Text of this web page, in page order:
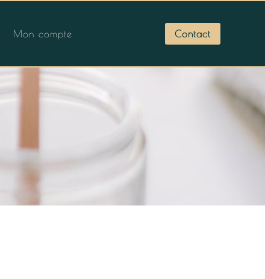
Mon compte Contact